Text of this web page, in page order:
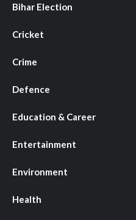
Bihar Election
Cricket
Crime
Defence
Education & Career
Entertainment
Environment
Health